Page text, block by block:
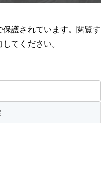
護されています。閲覧す
てください。